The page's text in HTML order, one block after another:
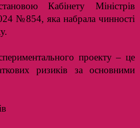
Кабінету Міністрів
№854, яка набрала чинності
проекту – це
ризиків за основними